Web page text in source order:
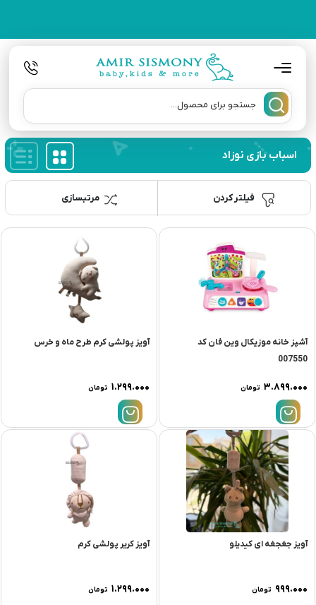
اسباب بازی نوزاد
مرتبسازی فیلتر کردن
آشپز خانه موزیکال وین فان کد
007550
۳.۸۹۹.۰۰۰ تومان
آویز پولشی کرم طرح ماه و خرس
۱.۲۹۹.۰۰۰ تومان
آویز جغجغه ای کیدیلو
۹۹۹.۰۰۰ تومان
آویز کریر پولشی کرم
۱.۲۹۹.۰۰۰ تومان